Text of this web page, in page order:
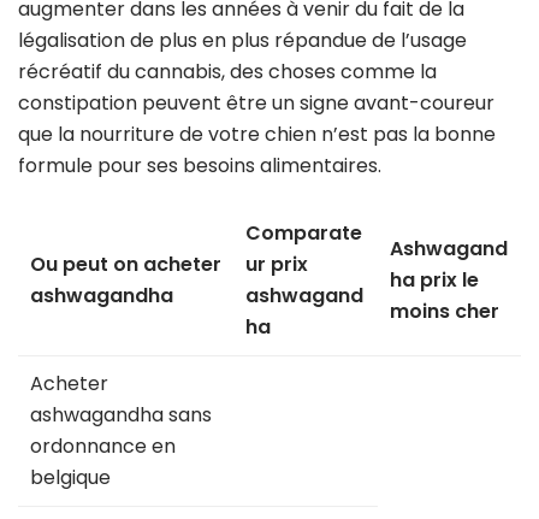
augmenter dans les années à venir du fait de la
légalisation de plus en plus répandue de l’usage
récréatif du cannabis, des choses comme la
constipation peuvent être un signe avant-coureur
que la nourriture de votre chien n’est pas la bonne
formule pour ses besoins alimentaires.
Ou peut on acheter
ashwagandha
Comparate
ur prix
ashwagand
ha
Ashwagand
ha prix le
moins cher
Acheter
ashwagandha sans
ordonnance en
belgique